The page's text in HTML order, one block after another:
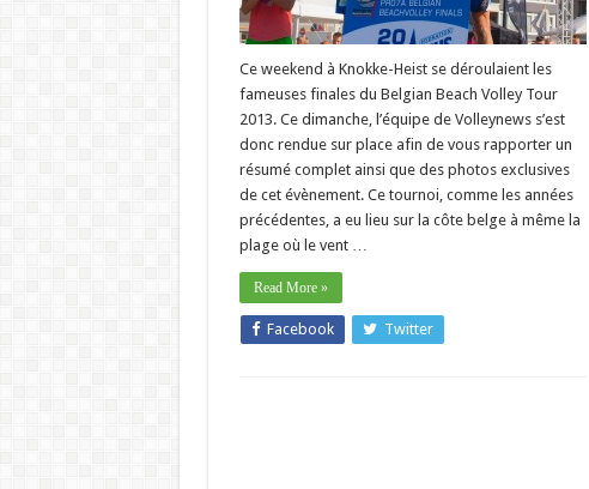
Ce weekend à Knokke-Heist se déroulaient les
fameuses finales du Belgian Beach Volley Tour
2013. Ce dimanche, l’équipe de Volleynews s’est
donc rendue sur place afin de vous rapporter un
résumé complet ainsi que des photos exclusives
de cet évènement. Ce tournoi, comme les années
précédentes, a eu lieu sur la côte belge à même la
plage où le vent …
Read More »
Facebook Twitter